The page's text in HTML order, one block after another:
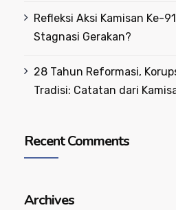
Refleksi Aksi Kamisan Ke-
Stagnasi Gerakan?
28 Tahun Reformasi,
Tradisi: Catatan dari
Recent Comments
Archives